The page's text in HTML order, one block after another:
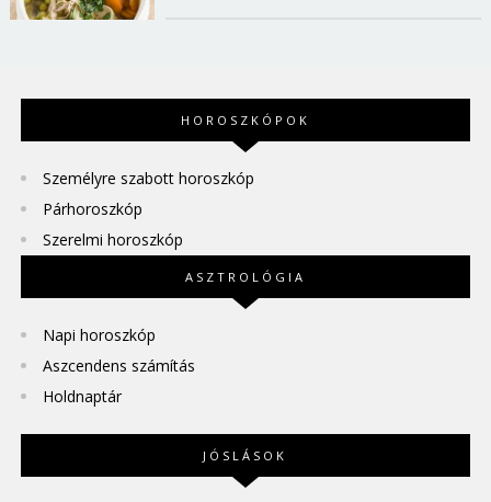
HOROSZKÓPOK
Személyre szabott horoszkóp
Párhoroszkóp
Szerelmi horoszkóp
ASZTROLÓGIA
Napi horoszkóp
Aszcendens számítás
Holdnaptár
JÓSLÁSOK